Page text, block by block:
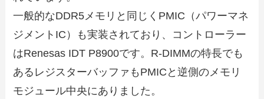
一般的なDDR5メモリと同じくPMIC（パワーマネ
ジメントIC）も実装されており、コントローラー
はRenesas IDT P8900です。R-DIMMの特長でも
あるレジスターバッファもPMICと逆側のメモリ
モジュール中央にありました。